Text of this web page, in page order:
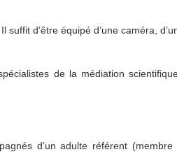
d’être équipé d’une caméra,
de la médiation
d’un adulte référent